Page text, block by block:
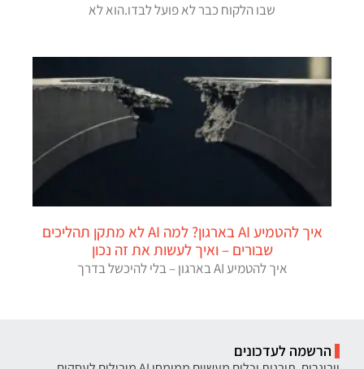
שבו הלקוח כבר לא פועל לבדו.הוא לא
איך להטמיע AI בארגון? למה AI לא מתקן תהליכים
שבורים – ואיך לעשות את זה נכון
איך להטמיע AI בארגון – בלי להיכשל בדרך
הרשמה לעדכונים